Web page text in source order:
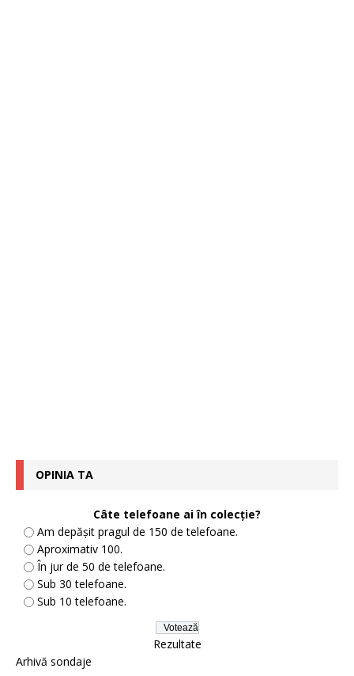
OPINIA TA
Câte telefoane ai în colecție?
Am depășit pragul de 150 de telefoane.
Aproximativ 100.
În jur de 50 de telefoane.
Sub 30 telefoane.
Sub 10 telefoane.
Rezultate
Arhivă sondaje